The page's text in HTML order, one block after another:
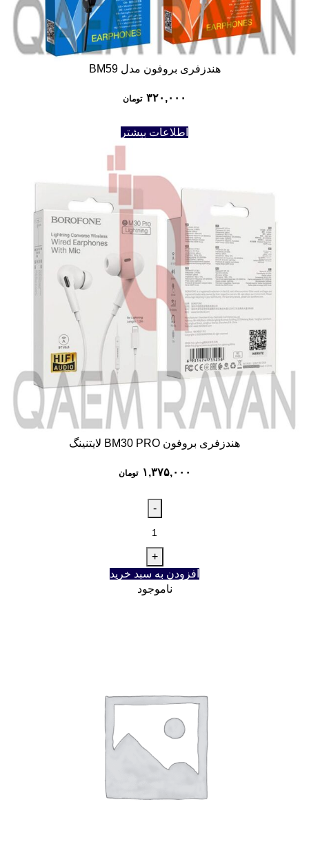
هندزفری بروفون مدل BM59
۳۲۰,۰۰۰ تومان
اطلاعات بیشتر
هندزفری بروفون BM30 PRO لایتنینگ
۱,۳۷۵,۰۰۰ تومان
افزودن به سبد خرید
ناموجود